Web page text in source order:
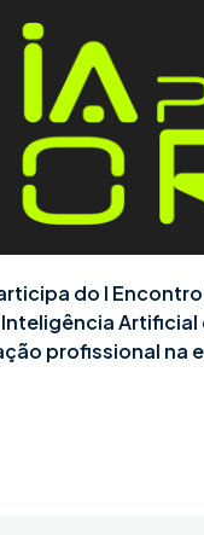
do I
profissional na